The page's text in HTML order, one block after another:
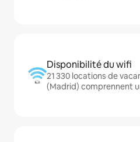
Disponibilité du wifi
21 330 locations de
(Madrid) comprennent